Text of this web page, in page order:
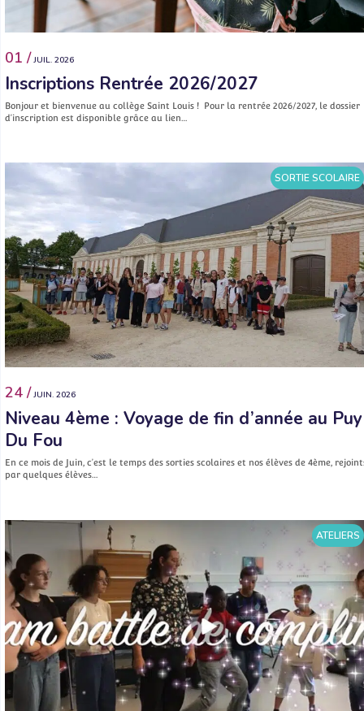
01 / JUIL. 2026
Inscriptions Rentrée 2026/2027
Bonjour et bienvenue au collège Saint Louis ! Pour la rentrée 2026/2027, le dossier
d’inscription est disponible grâce au lien…
SORTIE SCOLAIRE
24 / JUIN. 2026
Niveau 4ème : Voyage de fin d’année au Puy
Du Fou
En ce mois de Juin, c’est le temps des sorties scolaires et nos élèves de 4ème,
par quelques élèves…
ATELIERS